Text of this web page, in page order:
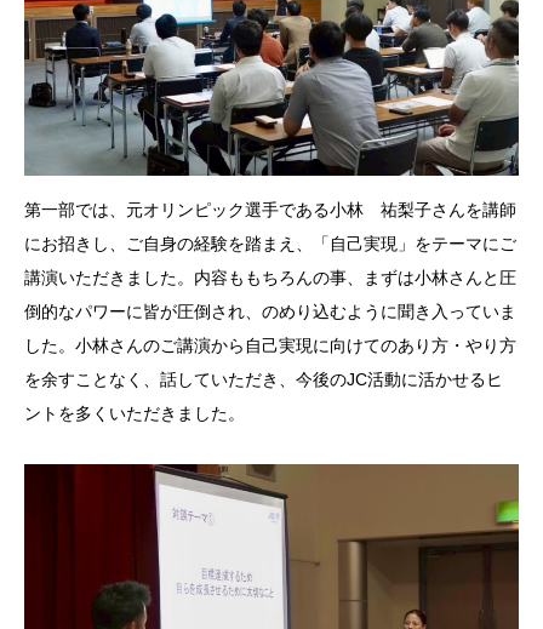
第一部では、元オリンピック選手である小林 祐梨子さんを講師
にお招きし、ご自身の経験を踏まえ、「自己実現」をテーマにご
講演いただきました。内容ももちろんの事、まずは小林さんと圧
倒的なパワーに皆が圧倒され、のめり込むように聞き入っていま
した。小林さんのご講演から自己実現に向けてのあり方・やり方
を余すことなく、話していただき、今後のJC活動に活かせるヒ
ントを多くいただきました。